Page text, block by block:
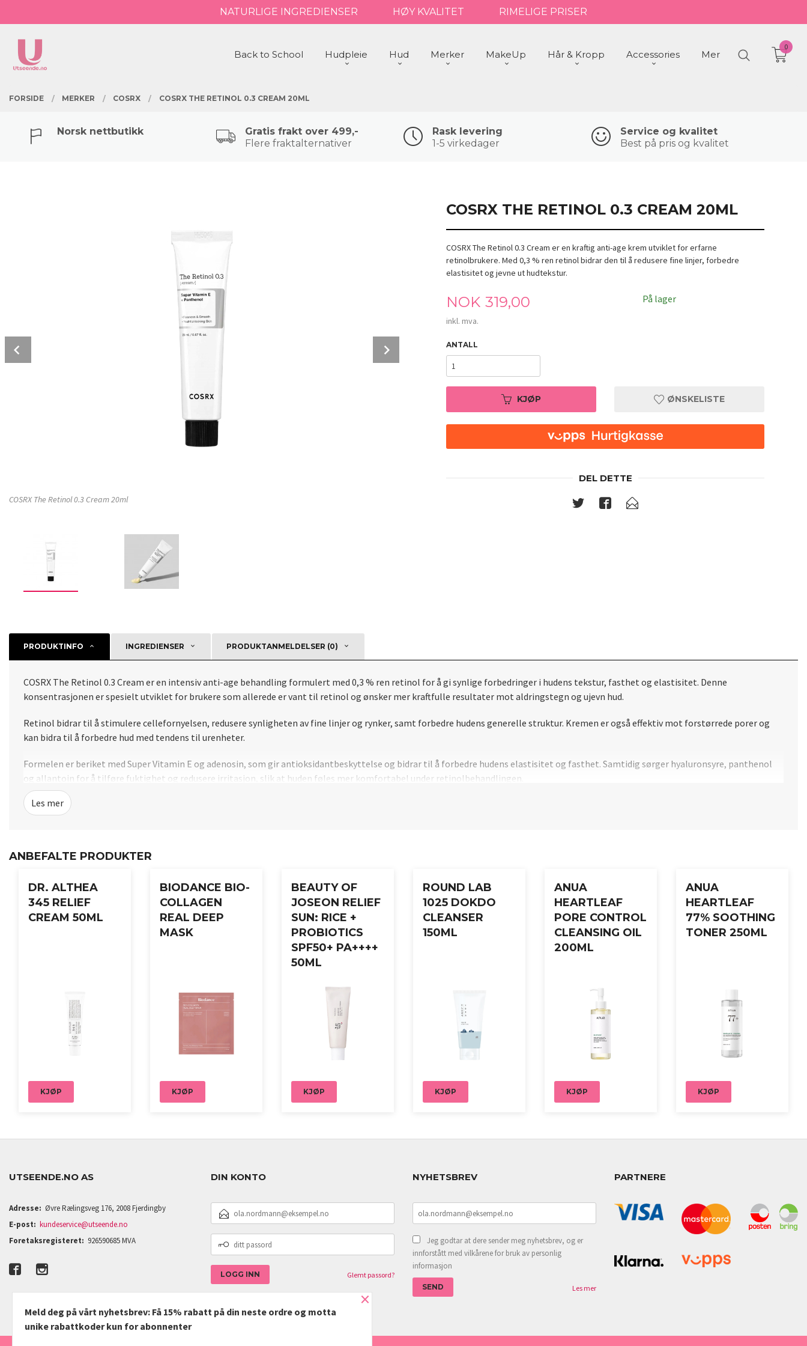
til
NATURLIGE INGREDIENSER HØY KVALITET RIMELIGE PRISER
PRODUKTER
Back to School Hudpleie Hud Merker MakeUp Hår & Kropp Accessories Mer
0
FORSIDE MERKER COSRX COSRX THE RETINOL 0.3 CREAM 20ML
Norsk nettbutikk
Gratis frakt over 499,-
Flere fraktalternativer
Rask levering
1-5 virkedager
Service og kvalitet
Best på pris og kvalitet
COSRX The Retinol 0.3 Cream 20ml
COSRX THE RETINOL 0.3 CREAM 20ML
COSRX The Retinol 0.3 Cream er en kraftig anti-age krem utviklet for erfarne
retinolbrukere. Med 0,3 % ren retinol bidrar den til å redusere fine linjer, forbedre
elastisitet og jevne ut hudtekstur.
Pris
NOK 319,00
inkl. mva.
På lager
ANTALL
KJØP ØNSKELISTE
DEL DETTE
PRODUKTINFO INGREDIENSER PRODUKTANMELDELSER (0)
COSRX The Retinol 0.3 Cream er en intensiv anti-age behandling formulert med 0,3 % ren retinol for å gi synlige forbedringer i hudens tekstur, fasthet og elastisitet. Denne
konsentrasjonen er spesielt utviklet for brukere som allerede er vant til retinol og ønsker mer kraftfulle resultater mot aldringstegn og ujevn hud.
Retinol bidrar til å stimulere cellefornyelsen, redusere synligheten av fine linjer og rynker, samt forbedre hudens generelle struktur. Kremen er også effektiv mot forstørrede porer og
kan bidra til å forbedre hud med tendens til urenheter.
Formelen er beriket med Super Vitamin E og adenosin, som gir antioksidantbeskyttelse og bidrar til å forbedre hudens elastisitet og fasthet. Samtidig sørger hyaluronsyre, panthenol
og allantoin for å tilføre fuktighet og redusere irritasjon, slik at huden føles mer komfortabel under retinolbehandlingen.
Kremen passer spesielt godt til områder utsatt for aldringstegn, som rundt øynene, smilelinjer, panne og hals. Ved regelmessig bruk fremstår huden glattere, fastere og mer
ungdommelig.
Les mer
ANBEFALTE PRODUKTER
DR. ALTHEA
345 RELIEF
CREAM 50ML
KJØP
BIODANCE BIO-
COLLAGEN
REAL DEEP
MASK
KJØP
BEAUTY OF
JOSEON RELIEF
SUN: RICE +
PROBIOTICS
SPF50+ PA++++
50ML
KJØP
ROUND LAB
1025 DOKDO
CLEANSER
150ML
KJØP
ANUA
HEARTLEAF
PORE CONTROL
CLEANSING OIL
200ML
KJØP
ANUA
HEARTLEAF
77% SOOTHING
TONER 250ML
KJØP
UTSEENDE.NO AS
Adresse: Øvre Rælingsveg 176, 2008 Fjerdingby
E-post: kundeservice@utseende.no
Foretaksregisteret: 926590685 MVA
DIN KONTO
POSTADRESSE
PASSORD
Glemt passord?
NYHETSBREV
Jeg godtar at dere sender meg nyhetsbrev, og er
innforstått med vilkårene for bruk av personlig
informasjon
Les mer
PARTNERE
×
Meld deg på vårt nyhetsbrev: Få 15% rabatt på din neste ordre og motta
unike rabattkoder kun for abonnenter